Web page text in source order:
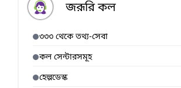
জরূরি কল
৩৩৩ থেকে তথ্য-সেবা
কল সেন্টারসমূহ
হেল্পডেস্ক